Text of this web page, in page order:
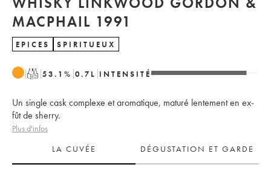
MACPHAIL 1991
EPICES SPIRITUEUX
T 53.1 % 0.7 L INTENSITÉ
Un single cask complexe et aromatique, maturé lentement en ex-
fût de sherry.
Plus d'infos
LA CUVÉE
DÉGUSTATION ET GARDE